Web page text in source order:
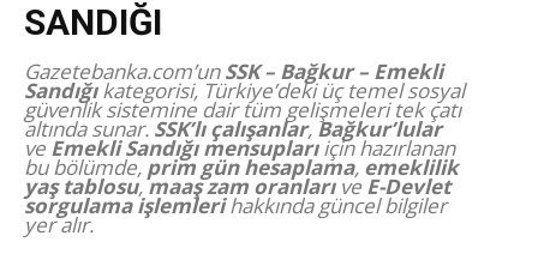
SANDIĞI
Gazetebanka.com’unSSK – Bağkur – Emekli
Sandığıkategorisi, Türkiye’deki üç temel sosyal
güvenlik sistemine dair tüm gelişmeleri tek çatı
altında sunar. SSK’lı çalışanlar, Bağkur’lular
ve Emekli Sandığı mensuplarıiçin hazırlanan
bu bölümde, prim gün hesaplama, emeklilik
yaş tablosu,maaş zam oranlarıve E-Devlet
sorgulama işlemlerihakkında güncel bilgiler
yer alır.